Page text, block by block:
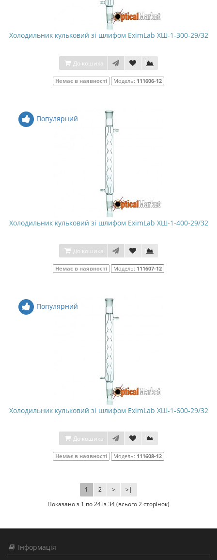
Холодильник кульковий зі шлифом EximLab ХШ-1-300-29/32
До кошика
Немає в наявності Модель: 111606-12
Популярний
Холодильник кульковий зі шлифом EximLab ХШ-1-400-29/32
До кошика
Немає в наявності Модель: 111607-12
Популярний
Холодильник кульковий зі шлифом EximLab ХШ-1-600-29/32
До кошика
Немає в наявності Модель: 111608-12
1 2 > >|
Показано з 1 по 24 із 34 (всього 2 сторінок)
Інформація